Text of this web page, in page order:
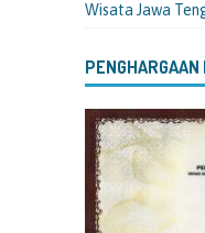
Wisata Jawa